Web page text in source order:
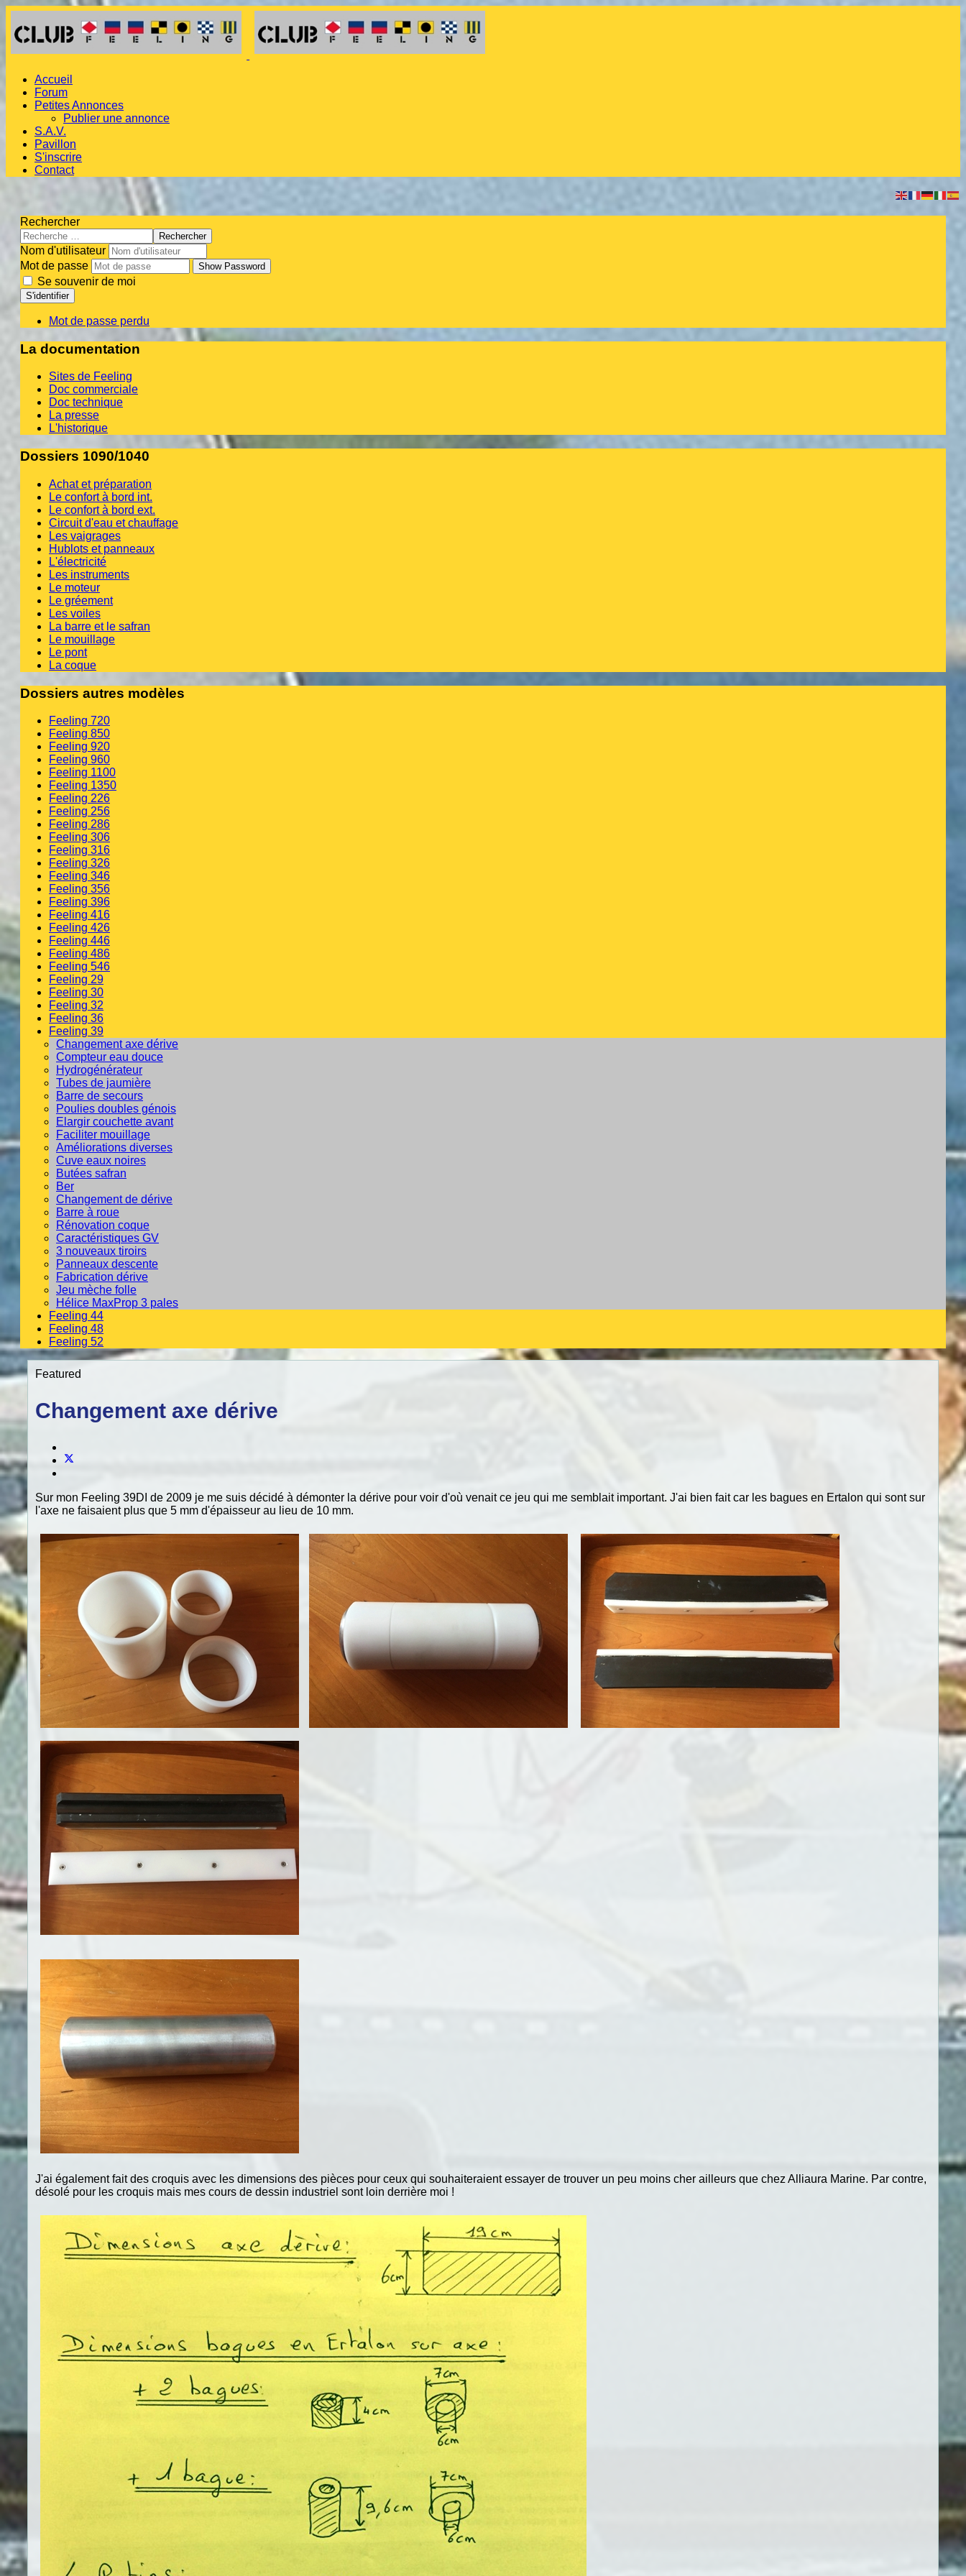
Accueil
Forum
Petites Annonces
Publier une annonce
S.A.V.
Pavillon
S'inscrire
Contact
Rechercher
Rechercher
Nom d'utilisateur
Mot de passe
Show Password
Se souvenir de moi
S'identifier
Mot de passe perdu
La documentation
Sites de Feeling
Doc commerciale
Doc technique
La presse
L'historique
Dossiers 1090/1040
Achat et préparation
Le confort à bord int.
Le confort à bord ext.
Circuit d'eau et chauffage
Les vaigrages
Hublots et panneaux
L'électricité
Les instruments
Le moteur
Le gréement
Les voiles
La barre et le safran
Le mouillage
Le pont
La coque
Dossiers autres modèles
Feeling 720
Feeling 850
Feeling 920
Feeling 960
Feeling 1100
Feeling 1350
Feeling 226
Feeling 256
Feeling 286
Feeling 306
Feeling 316
Feeling 326
Feeling 346
Feeling 356
Feeling 396
Feeling 416
Feeling 426
Feeling 446
Feeling 486
Feeling 546
Feeling 29
Feeling 30
Feeling 32
Feeling 36
Feeling 39
Changement axe dérive
Compteur eau douce
Hydrogénérateur
Tubes de jaumière
Barre de secours
Poulies doubles génois
Elargir couchette avant
Faciliter mouillage
Améliorations diverses
Cuve eaux noires
Butées safran
Ber
Changement de dérive
Barre à roue
Rénovation coque
Caractéristiques GV
3 nouveaux tiroirs
Panneaux descente
Fabrication dérive
Jeu mèche folle
Hélice MaxProp 3 pales
Feeling 44
Feeling 48
Feeling 52
Featured
Changement axe dérive
Sur mon Feeling 39DI de 2009 je me suis décidé à démonter la dérive pour voir d'où venait ce jeu qui me semblait important. J'ai bien fait car les bagues en Ertalon qui sont sur
l'axe ne faisaient plus que 5 mm d'épaisseur au lieu de 10 mm.
J'ai également fait des croquis avec les dimensions des pièces pour ceux qui souhaiteraient essayer de trouver un peu moins cher ailleurs que chez Alliaura Marine. Par contre,
désolé pour les croquis mais mes cours de dessin industriel sont loin derrière moi !